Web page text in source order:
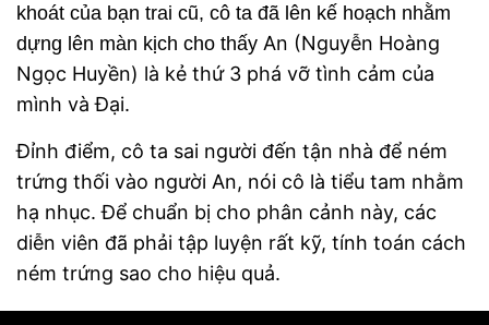
khoát của bạn trai cũ, cô ta đã lên kế hoạch nhằm
dựng lên màn kịch cho thấy An (Nguyễn Hoàng
Ngọc Huyền) là kẻ thứ 3 phá vỡ tình cảm của
mình và Đại.
Đỉnh điểm, cô ta sai người đến tận nhà để ném
trứng thối vào người An, nói cô là tiểu tam nhằm
hạ nhục. Để chuẩn bị cho phân cảnh này, các
diễn viên đã phải tập luyện rất kỹ, tính toán cách
ném trứng sao cho hiệu quả.